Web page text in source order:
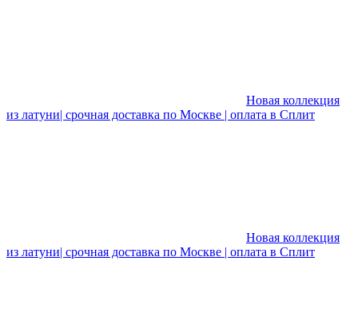
Новая коллекция
из латуни| срочная доставка по Москве | оплата в Сплит
Новая коллекция
из латуни| срочная доставка по Москве | оплата в Сплит